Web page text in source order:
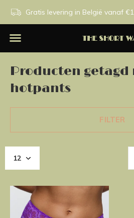
Gratis levering in België vanaf
Producten getagd
hotpants
FILTER